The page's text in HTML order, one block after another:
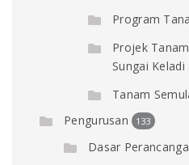
Program
Projek
Sungai
Tanam
Pengurusan 133
Dasar